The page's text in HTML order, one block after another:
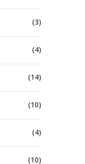
(3)
(4)
(14)
(10)
(4)
(10)